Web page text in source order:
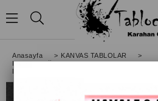
Anasayfa > KANVAS TABLOLAR
>
Kanvas Doğa Manzara Tabloları
>
Dağ Manzaralı Göl Kenarındaki Ev Kanvas